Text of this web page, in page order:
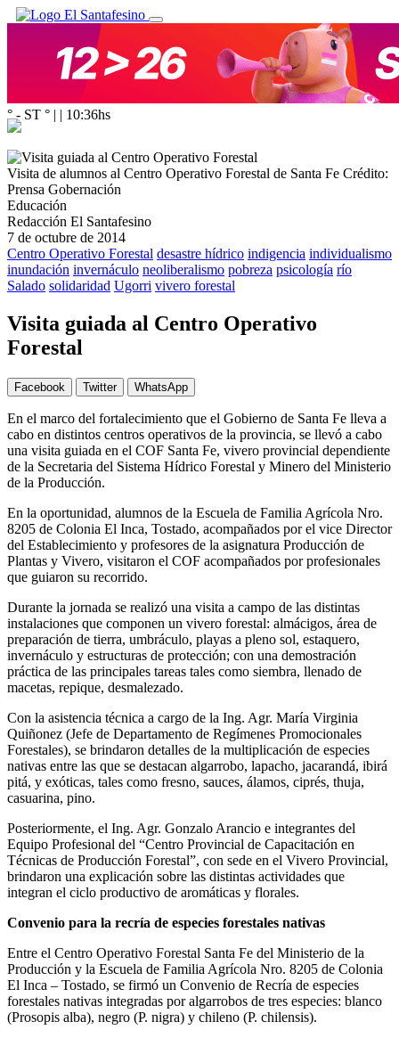
° - ST ° | | 10:36hs
Visita de alumnos al Centro Operativo Forestal de Santa Fe Crédito:
Prensa Gobernación
Educación
Redacción El Santafesino
7 de octubre de 2014
Centro Operativo Forestal desastre hídrico indigencia individualismo
inundación invernáculo neoliberalismo pobreza psicología río
Salado solidaridad Ugorri vivero forestal
Visita guiada al Centro Operativo
Forestal
Facebook Twitter WhatsApp
En el marco del fortalecimiento que el Gobierno de Santa Fe lleva a
cabo en distintos centros operativos de la provincia, se llevó a cabo
una visita guiada en el COF Santa Fe, vivero provincial dependiente
de la Secretaria del Sistema Hídrico Forestal y Minero del Ministerio
de la Producción.
En la oportunidad, alumnos de la Escuela de Familia Agrícola Nro.
8205 de Colonia El Inca, Tostado, acompañados por el vice Director
del Establecimiento y profesores de la asignatura Producción de
Plantas y Vivero, visitaron el COF acompañados por profesionales
que guiaron su recorrido.
Durante la jornada se realizó una visita a campo de las distintas
instalaciones que componen un vivero forestal: almácigos, área de
preparación de tierra, umbráculo, playas a pleno sol, estaquero,
invernáculo y estructuras de protección; con una demostración
práctica de las principales tareas tales como siembra, llenado de
macetas, repique, desmalezado.
Con la asistencia técnica a cargo de la Ing. Agr. María Virginia
Quiñonez (Jefe de Departamento de Regímenes Promocionales
Forestales), se brindaron detalles de la multiplicación de especies
nativas entre las que se destacan algarrobo, lapacho, jacarandá, ibirá
pitá, y exóticas, tales como fresno, sauces, álamos, ciprés, thuja,
casuarina, pino.
Posteriormente, el Ing. Agr. Gonzalo Arancio e integrantes del
Equipo Profesional del “Centro Provincial de Capacitación en
Técnicas de Producción Forestal”, con sede en el Vivero Provincial,
brindaron una explicación sobre las distintas actividades que
integran el ciclo productivo de aromáticas y florales.
Convenio para la recría de especies forestales nativas
Entre el Centro Operativo Forestal Santa Fe del Ministerio de la
Producción y la Escuela de Familia Agrícola Nro. 8205 de Colonia
El Inca – Tostado, se firmó un Convenio de Recría de especies
forestales nativas integradas por algarrobos de tres especies: blanco
(Prosopis alba), negro (P. nigra) y chileno (P. chilensis).